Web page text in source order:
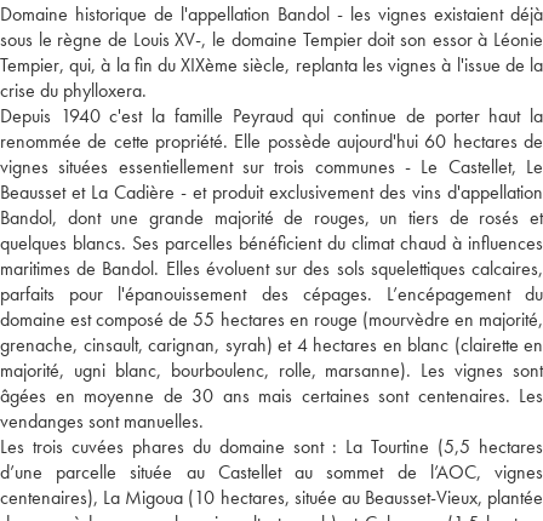
Domaine historique de l'appellation Bandol - les vignes existaient déjà
sous le règne de Louis XV-, le domaine Tempier doit son essor à Léonie
Tempier, qui, à la fin du XIXème siècle, replanta les vignes à l'issue de la
crise du phylloxera.
Depuis 1940 c'est la famille Peyraud qui continue de porter haut la
renommée de cette propriété. Elle possède aujourd'hui 60 hectares de
vignes situées essentiellement sur trois communes - Le Castellet, Le
Beausset et La Cadière - et produit exclusivement des vins d'appellation
Bandol, dont une grande majorité de rouges, un tiers de rosés et
quelques blancs. Ses parcelles bénéficient du climat chaud à influences
maritimes de Bandol. Elles évoluent sur des sols squelettiques calcaires,
parfaits pour l'épanouissement des cépages. L’encépagement du
domaine est composé de 55 hectares en rouge (mourvèdre en majorité,
grenache, cinsault, carignan, syrah) et 4 hectares en blanc (clairette en
majorité, ugni blanc, bourboulenc, rolle, marsanne). Les vignes sont
âgées en moyenne de 30 ans mais certaines sont centenaires. Les
vendanges sont manuelles.
Les trois cuvées phares du domaine sont : La Tourtine (5,5 hectares
d’une parcelle située au Castellet au sommet de l’AOC, vignes
centenaires), La Migoua (10 hectares, située au Beausset-Vieux, plantée